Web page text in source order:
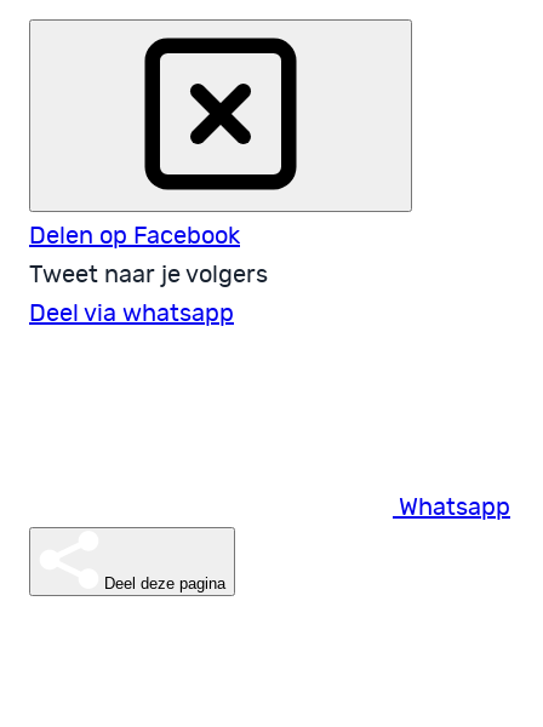
Delen op Facebook
Tweet naar je volgers
Deel via whatsapp
Whatsapp
Deel deze pagina